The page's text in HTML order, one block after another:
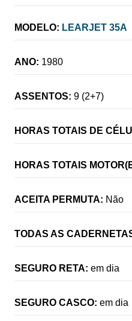
MODELO: LEARJET 35A
ANO: 1980
ASSENTOS: 9 (2+7)
HORAS TOTAIS DE
HORAS TOTAIS
ACEITA PERMUTA: Não
TODAS AS
SEGURO RETA: em dia
SEGURO CASCO: em dia